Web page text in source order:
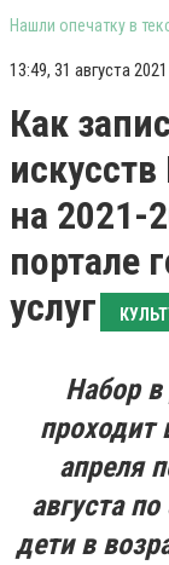
Нашли опечатку в
13:49, 31 августа 2021
Как
на 2021-
портале
услуг
Набор
проходит
апреля
августа
дети в